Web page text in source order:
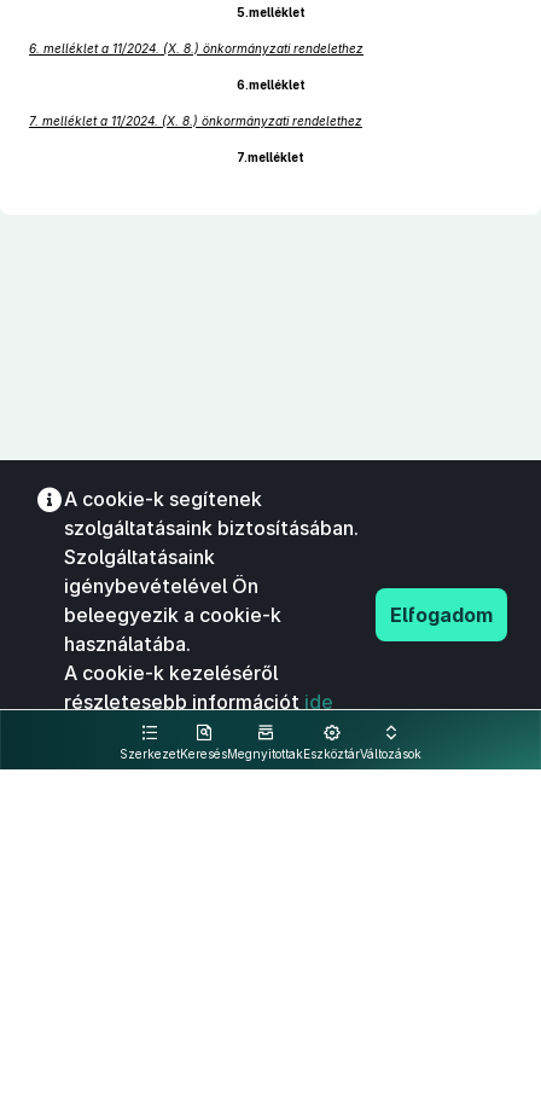
5.melléklet
6. melléklet a 11/2024. (X. 8.) önkormányzati rendelethez
6.melléklet
7. melléklet a 11/2024. (X. 8.) önkormányzati rendelethez
7.melléklet
SzerkezetKeresésMegnyitottakEszköztárVáltozások
A cookie-k segítenek
szolgáltatásaink biztosításában.
Szolgáltatásaink
igénybevételével Ön
beleegyezik a cookie-k
használatába.
A cookie-k kezeléséről
részletesebb információt ide
kattintva olvashat.
Elfogadom